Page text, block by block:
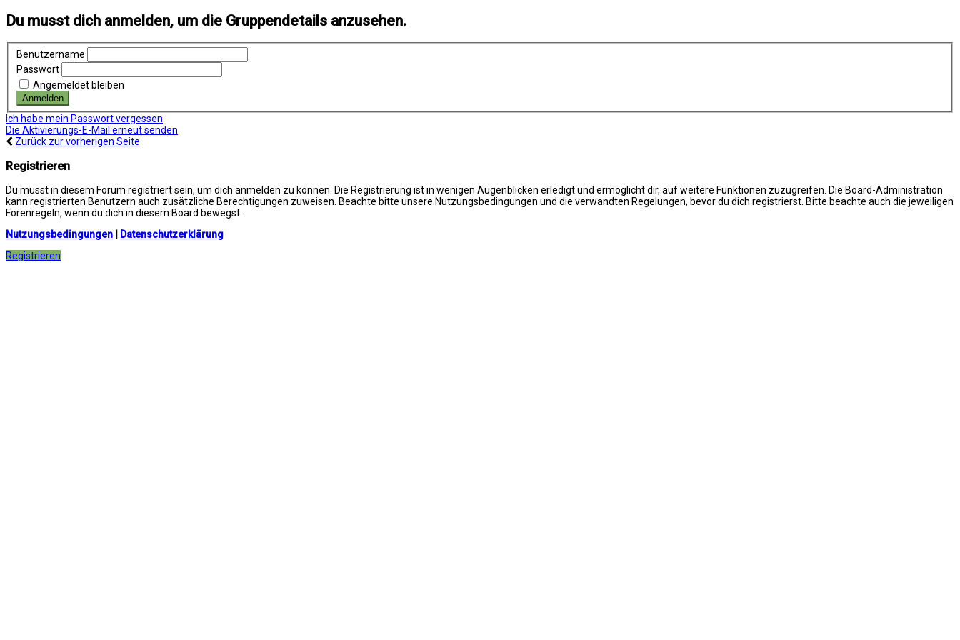
Du musst dich anmelden, um die Gruppendetails anzusehen.
Benutzername
Passwort
Angemeldet bleiben
Ich habe mein Passwort vergessen
Die Aktivierungs-E-Mail erneut senden
Zurück zur vorherigen Seite
Registrieren
Du musst in diesem Forum registriert sein, um dich anmelden zu können. Die Registrierung ist in wenigen Augenblicken erledigt und ermöglicht dir, auf weitere Funktionen zuzugreifen. Die Board-Administration
kann registrierten Benutzern auch zusätzliche Berechtigungen zuweisen. Beachte bitte unsere Nutzungsbedingungen und die verwandten Regelungen, bevor du dich registrierst. Bitte beachte auch die jeweiligen
Forenregeln, wenn du dich in diesem Board bewegst.
Nutzungsbedingungen
Datenschutzerklärung
Registrieren